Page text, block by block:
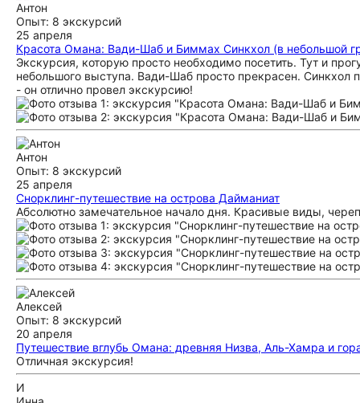
Антон
Опыт: 8 экскурсий
25 апреля
Красота Омана: Вади-Шаб и Биммах Синкхол (в небольшой
Экскурсия, которую просто необходимо посетить. Тут и
небольшого выступа. Вади-Шаб просто прекрасен. Синкхол
- он отлично провел экскурсию!
Антон
Опыт: 8 экскурсий
25 апреля
Снорклинг-путешествие на острова Дайманиат
Абсолютно замечательное начало дня. Красивые виды,
Алексей
Опыт: 8 экскурсий
20 апреля
Путешествие вглубь Омана: древняя Низва, Аль-Хамра и
Отличная экскурсия!
И